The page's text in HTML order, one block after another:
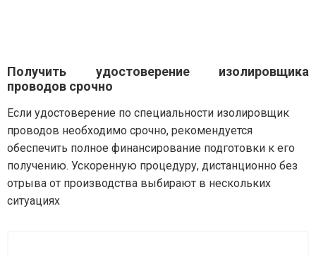
Получить удостоверение изолировщика
проводов срочно
Если удостоверение по специальности изолировщик
проводов необходимо срочно, рекомендуется
обеспечить полное финансирование подготовки к его
получению. Ускоренную процедуру, дистанционно без
отрыва от производства выбирают в нескольких
ситуациях